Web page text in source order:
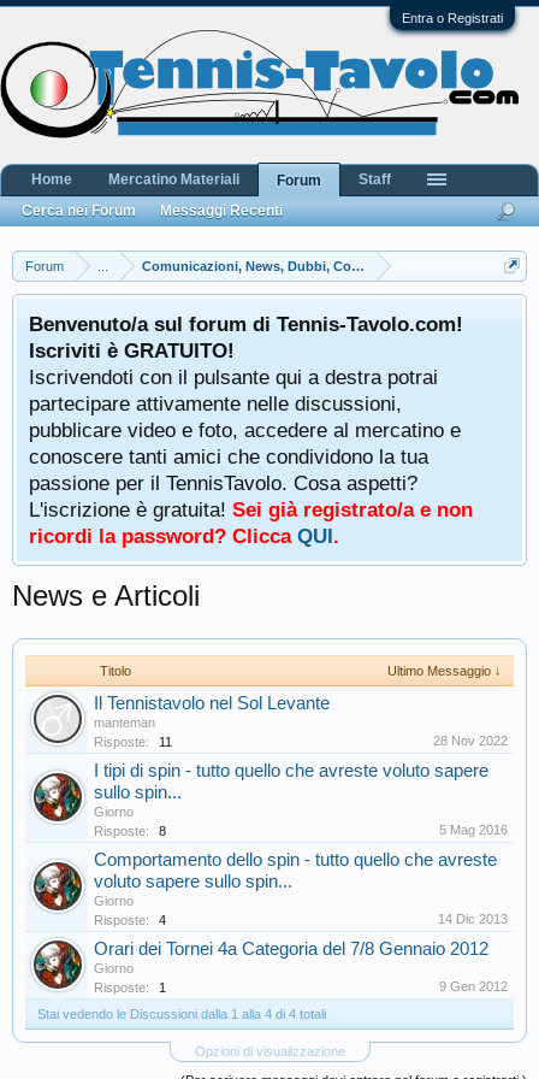
Entra o Registrati
Forum Comunicazioni, News, Dubbi, Commenti e Lamentele
Benvenuto/a sul forum di Tennis-Tavolo.com!
Iscriviti è GRATUITO!
Iscrivendoti con il pulsante qui a destra potrai
partecipare attivamente nelle discussioni,
pubblicare video e foto, accedere al mercatino e
conoscere tanti amici che condividono la tua
passione per il TennisTavolo. Cosa aspetti?
L'iscrizione è gratuita! Sei già registrato/a e non
ricordi la password? Clicca QUI.
News e Articoli
Titolo Ultimo Messaggio ↓
Il Tennistavolo nel Sol Levante
manteman
Risposte:
11 28 Nov 2022
I tipi di spin - tutto quello che avreste voluto sapere
sullo spin...
Giorno
Risposte:
8 5 Mag 2016
Comportamento dello spin - tutto quello che avreste
voluto sapere sullo spin...
Giorno
Risposte:
4 14 Dic 2013
Orari dei Tornei 4a Categoria del 7/8 Gennaio 2012
Giorno
Risposte:
1
9 Gen 2012
Stai vedendo le Discussioni dalla 1 alla 4 di 4 totali
Opzioni di visualizzazione
Home Mercatino Materiali
Forum
Cerca nei Forum
Messaggi Recenti
Staff